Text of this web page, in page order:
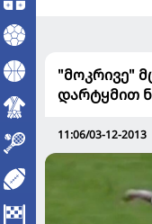
"მოკრივე"
დარტყმით
11:06/03-12-2013